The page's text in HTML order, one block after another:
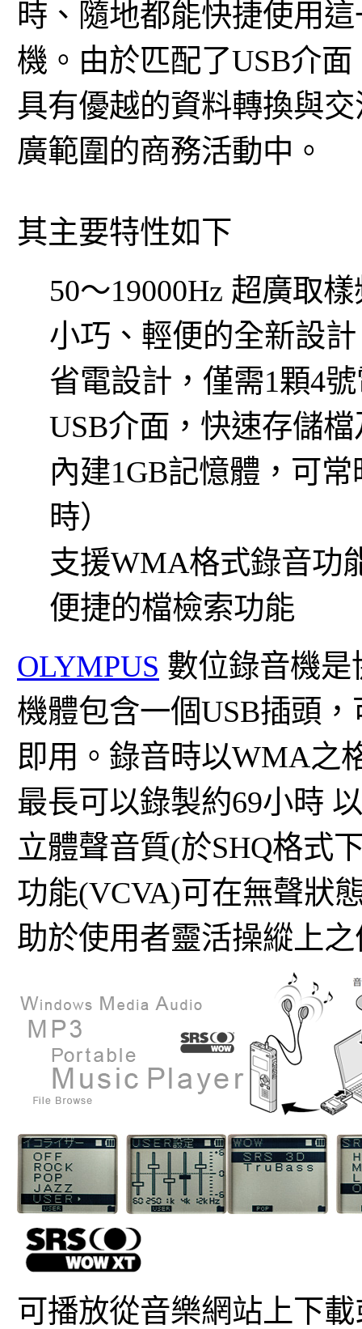
時、隨地都能快捷使用
機。由於匹配了USB介
具有優越的資料轉換與
廣範圍的商務活動中。
其主要特性如下
50～19000Hz 超廣取
小巧、輕便的全新設
省電設計，僅需1顆4
USB介面，快速存儲
內建1GB記憶體，可
時）
支援WMA格式錄音功
便捷的檔檢索功能
OLYMPUS 數位錄音機
機體包含一個USB插頭
即用。錄音時以WMA之
最長可以錄製約69小時
立體聲音質(於SHQ格式
功能(VCVA)可在無聲狀
助於使用者靈活操縱上
可播放從音樂網站上下